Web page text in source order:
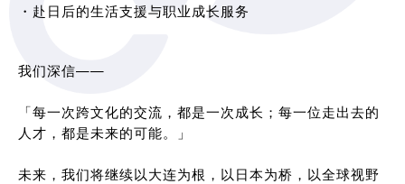
・赴日后的生活支援与职业成长服务
我们深信——
「每一次跨文化的交流，都是一次成长；每一位走出去的
人才，都是未来的可能。」
未来，我们将继续以大连为根，以日本为桥，以全球视野